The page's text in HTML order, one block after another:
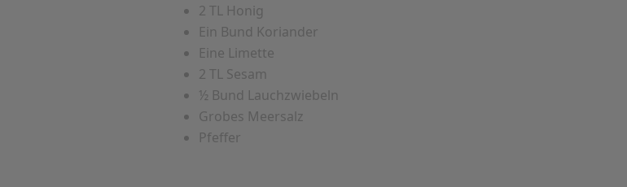
2 TL Honig
Ein Bund Koriander
Eine Limette
2 TL Sesam
½ Bund Lauchzwiebeln
Grobes Meersalz
Pfeffer